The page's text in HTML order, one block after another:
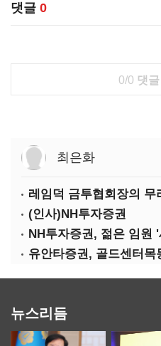
댓글 0
0/0 댓글
최은화
(인사)NH투자증권
유안타증권, 골드센터목
뉴스리듬